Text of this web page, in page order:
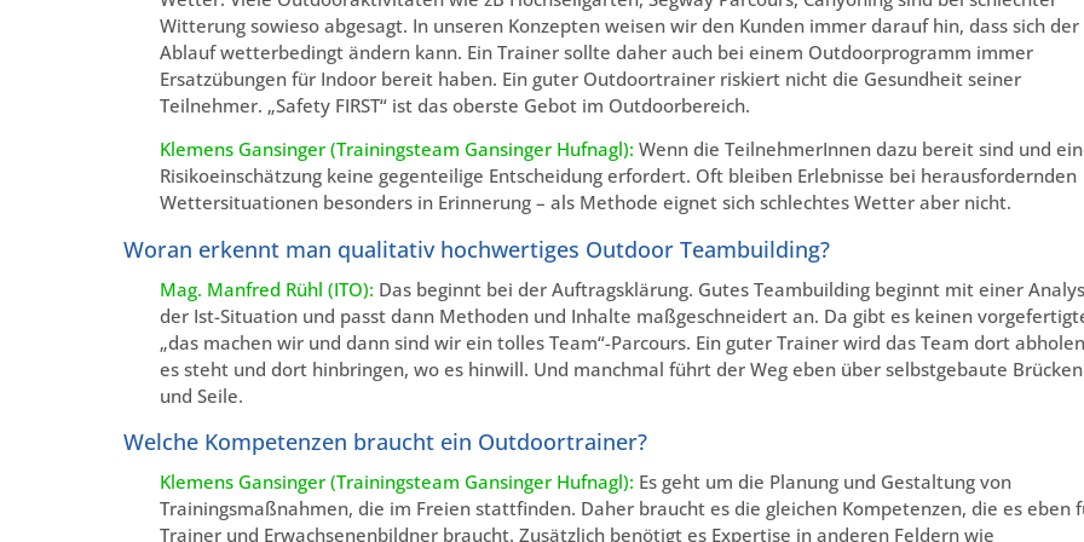
Witterung sowieso abgesagt. In unseren Konzepten weisen wir den Kunden immer darauf hin, dass sich der
Ablauf wetterbedingt ändern kann. Ein Trainer sollte daher auch bei einem Outdoorprogramm immer
Ersatzübungen für Indoor bereit haben. Ein guter Outdoortrainer riskiert nicht die Gesundheit seiner
Teilnehmer. „Safety FIRST“ ist das oberste Gebot im Outdoorbereich.
Klemens Gansinger (Trainingsteam Gansinger Hufnagl): Wenn die TeilnehmerInnen dazu bereit sind und
Risikoeinschätzung keine gegenteilige Entscheidung erfordert. Oft bleiben Erlebnisse bei herausfordernden
Wettersituationen besonders in Erinnerung – als Methode eignet sich schlechtes Wetter aber nicht.
Woran erkennt man qualitativ hochwertiges Outdoor Teambuilding?
Mag. Manfred Rühl (ITO): Das beginnt bei der Auftragsklärung. Gutes Teambuilding beginnt mit einer
der Ist-Situation und passt dann Methoden und Inhalte maßgeschneidert an. Da gibt es keinen
„das machen wir und dann sind wir ein tolles Team“-Parcours. Ein guter Trainer wird das Team dort
es steht und dort hinbringen, wo es hinwill. Und manchmal führt der Weg eben über selbstgebaute Brücken
und Seile.
Welche Kompetenzen braucht ein Outdoortrainer?
Klemens Gansinger (Trainingsteam Gansinger Hufnagl): Es geht um die Planung und Gestaltung von
Trainingsmaßnahmen, die im Freien stattfinden. Daher braucht es die gleichen Kompetenzen, die es eben
Trainer und Erwachsenenbildner braucht. Zusätzlich benötigt es Expertise in anderen Feldern wie